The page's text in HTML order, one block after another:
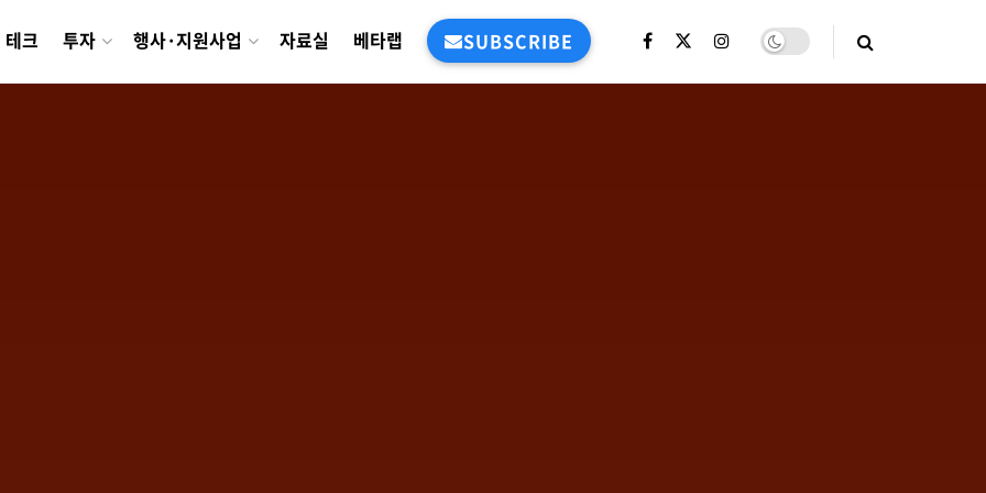
테크 투자 행사·지원사업 자료실 베타랩 SUBSCRIBE